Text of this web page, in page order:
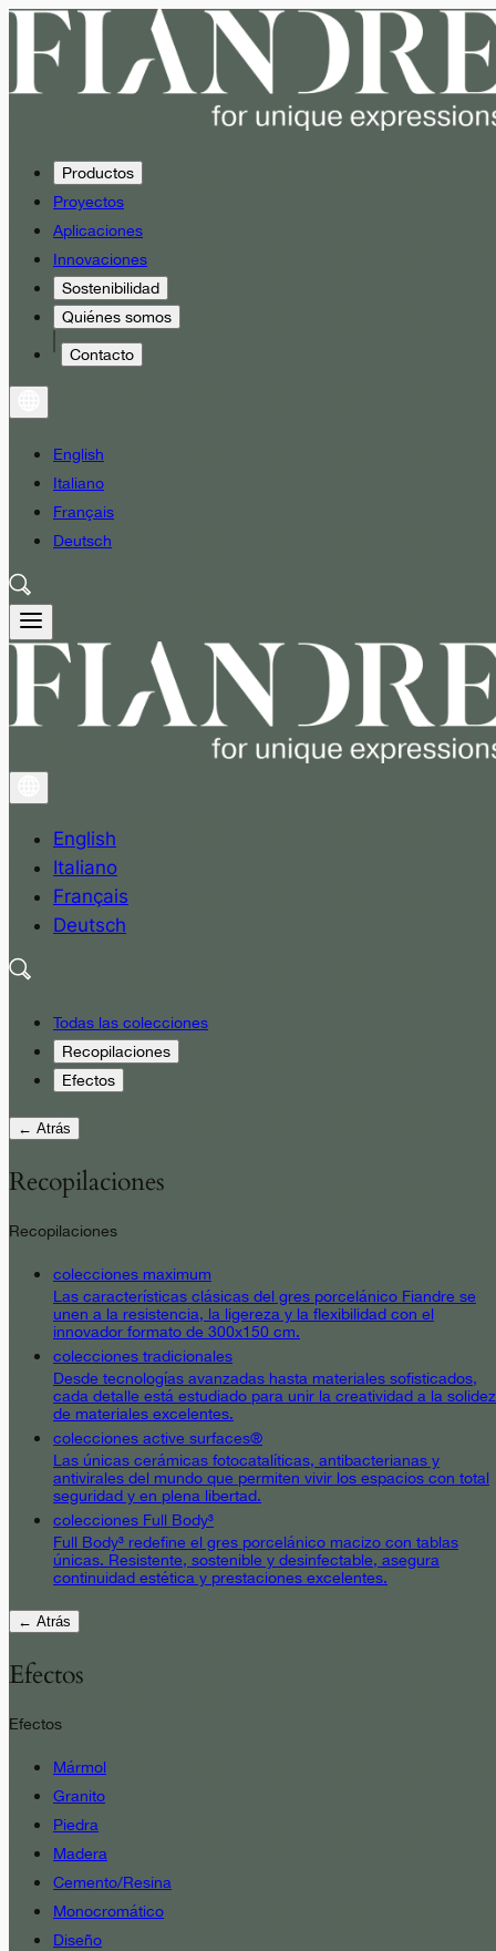
Productos
Proyectos
Aplicaciones
Innovaciones
Sostenibilidad
Quiénes somos
Contacto
English
Italiano
Français
Deutsch
English
Italiano
Français
Deutsch
Todas las colecciones
Recopilaciones
Efectos
← Atrás
Recopilaciones
Recopilaciones
colecciones maximum
Las características clásicas del gres porcelánico Fiandre se
unen a la resistencia, la ligereza y la flexibilidad con el
innovador formato de 300x150 cm.
colecciones tradicionales
Desde tecnologías avanzadas hasta materiales sofisticados,
cada detalle está estudiado para unir la creatividad a la solidez
de materiales excelentes.
colecciones active surfaces®
Las únicas cerámicas fotocatalíticas, antibacterianas y
antivirales del mundo que permiten vivir los espacios con total
seguridad y en plena libertad.
colecciones Full Body³
Full Body³ redefine el gres porcelánico macizo con tablas
únicas. Resistente, sostenible y desinfectable, asegura
continuidad estética y prestaciones excelentes.
← Atrás
Efectos
Efectos
Mármol
Granito
Piedra
Madera
Cemento/Resina
Monocromático
Diseño